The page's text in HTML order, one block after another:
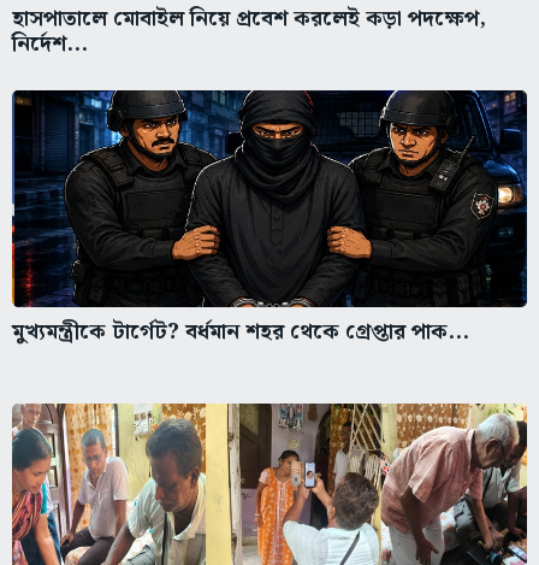
হাসপাতালে মোবাইল নিয়ে প্রবেশ করলেই কড়া পদক্ষেপ,
নির্দেশ...
মুখ্যমন্ত্রীকে টার্গেট? বর্ধমান শহর থেকে গ্রেপ্তার পাক...